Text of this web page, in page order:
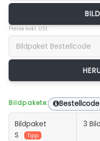
Preise exkl. USt.
Bildpakete: Bestellcode
Bildpaket
S
Tipp
3